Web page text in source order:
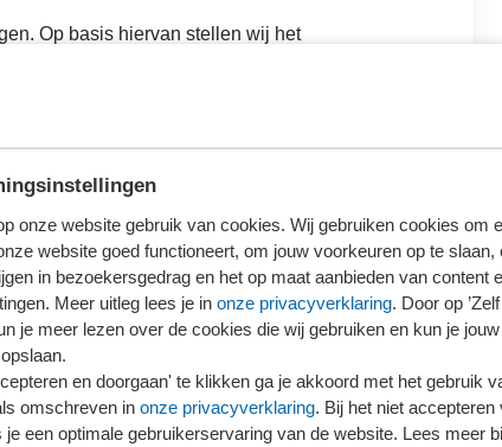
onze website gebruik van cookies. Wij gebruiken cookies om
website goed functioneert, om jouw voorkeuren op te slaan,
in bezoekersgedrag en het op maat aanbieden van content
Meer uitleg lees je in onze privacyverklaring. Door op ’Zelf
je meer lezen over de cookies die wij gebruiken en kun je jouw
en doorgaan' te klikken ga je akkoord met het gebruik
omschreven in onze privacyverklaring. Bij het niet accepteren
een optimale gebruikerservaring van de website. Lees meer
Op basis hiervan stellen wij het
van 09:30 uur tot 17:30 uur
in Nieuwegein
Routebeschrijving
van 09:30 uur tot 17:30 uur
Nieuwegein in Nieuwegein/Routebeschrijving